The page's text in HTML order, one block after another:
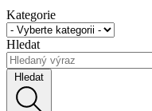
Kategorie
Hledat
Hledat